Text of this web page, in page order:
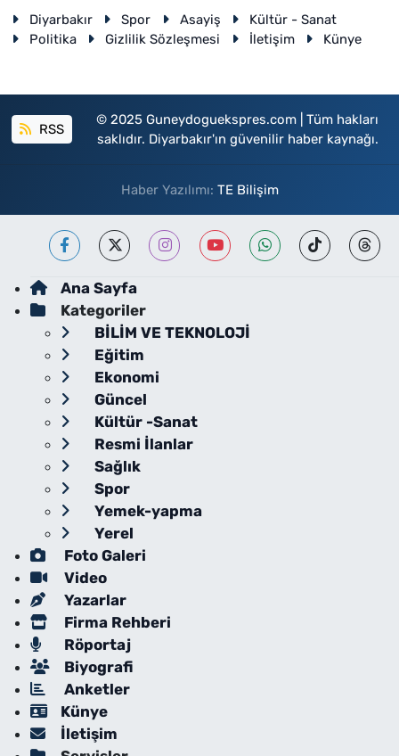
Diyarbakır Spor Asayiş
Kültür - Sanat
Politika
Gizlilik Sözleşmesi İletişim Künye
RSS
© 2025 Guneydoguekspres.com | Tüm hakları
saklıdır. Diyarbakır'ın güvenilir haber kaynağı.
Haber Yazılımı: TE Bilişim
Ana Sayfa
Kategoriler
BİLİM VE TEKNOLOJİ
Eğitim
Ekonomi
Güncel
Kültür -Sanat
Resmi İlanlar
Sağlık
Spor
Yemek-yapma
Yerel
Foto Galeri
Video
Yazarlar
Firma Rehberi
Röportaj
Biyografi
Anketler
Künye
İletişim